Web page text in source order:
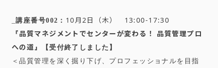
_講座番号002： 10月2日（木） 13:00-17:30
『品質マネジメントでセンターが変わる！ 品質管理プロ
への道 』
【受付終了しました】
＜品質管理を深く掘り下げ、プロフェッショナルを目指